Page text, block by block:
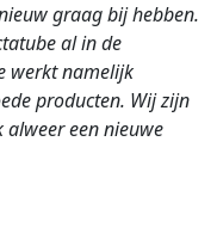
graag bij hebben.
al in de
werkt namelijk
producten. Wij zijn
alweer een nieuwe